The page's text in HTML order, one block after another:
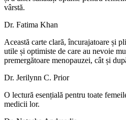
vârstă.
Dr. Fatima Khan
Această carte clară, încurajatoare și
utile și optimiste de care au nevoie
premergătoare menopauzei, cât și
Dr. Jerilynn C. Prior
O lectură esențială pentru toate
medicii lor.